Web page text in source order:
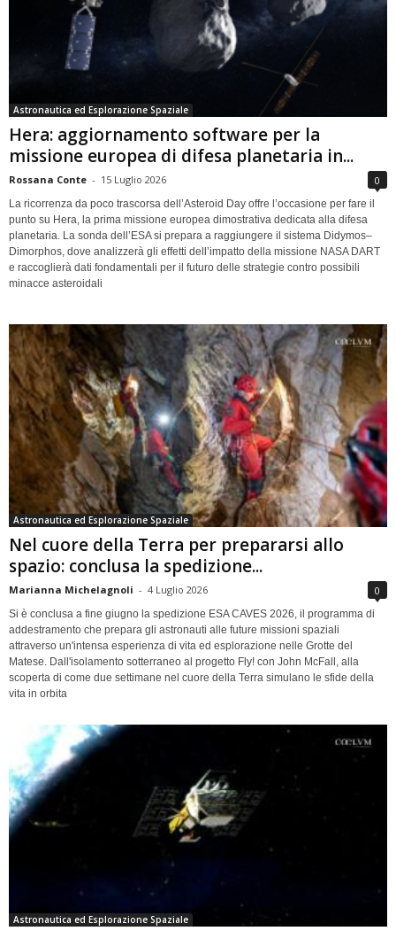
Astronautica ed Esplorazione Spaziale
Hera: aggiornamento software per la
missione europea di difesa planetaria in...
Rossana Conte - 15 Luglio 2026 0
La ricorrenza da poco trascorsa dell’Asteroid Day offre l’occasione per fare il
punto su Hera, la prima missione europea dimostrativa dedicata alla difesa
planetaria. La sonda dell’ESA si prepara a raggiungere il sistema Didymos–
Dimorphos, dove analizzerà gli effetti dell’impatto della missione NASA DART
e raccoglierà dati fondamentali per il futuro delle strategie contro possibili
minacce asteroidali
Astronautica ed Esplorazione Spaziale
Nel cuore della Terra per prepararsi allo
spazio: conclusa la spedizione...
Marianna Michelagnoli - 4 Luglio 2026 0
Si è conclusa a fine giugno la spedizione ESA CAVES 2026, il programma di
addestramento che prepara gli astronauti alle future missioni spaziali
attraverso un'intensa esperienza di vita ed esplorazione nelle Grotte del
Matese. Dall'isolamento sotterraneo al progetto Fly! con John McFall, alla
scoperta di come due settimane nel cuore della Terra simulano le sfide della
vita in orbita
Astronautica ed Esplorazione Spaziale